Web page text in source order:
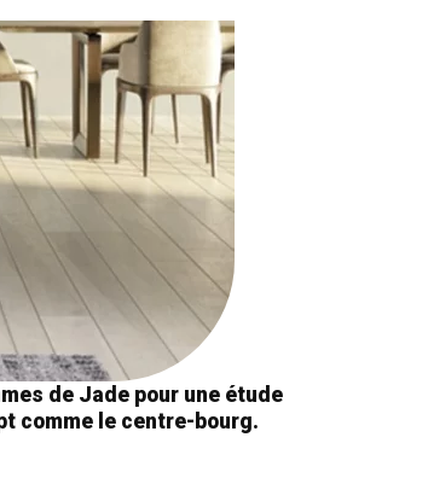
de Jade pour une étude
comme le centre-bourg.